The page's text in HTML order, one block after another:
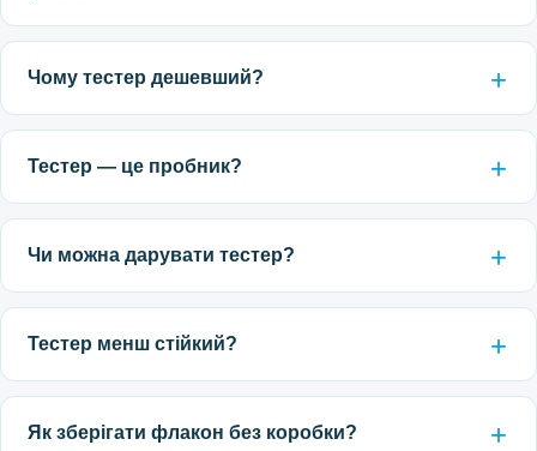
Чому тестер дешевший?
Тестер — це пробник?
Чи можна дарувати тестер?
Тестер менш стійкий?
Як зберігати флакон без коробки?